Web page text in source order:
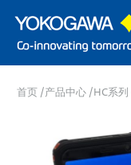
首页 /产品中心 /HC系列